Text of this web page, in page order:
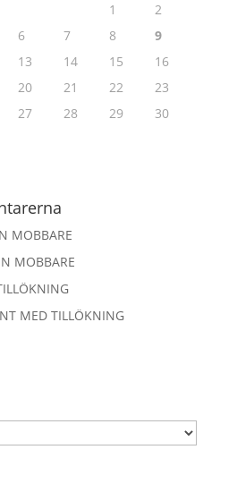
1
2
6 7 8
9
13 14 15
16
20 21 22
23
27 28 29
30
MOBBARE
MOBBARE
MED TILLÖKNING